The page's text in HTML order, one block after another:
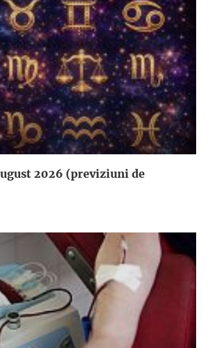
2026 (previziuni de